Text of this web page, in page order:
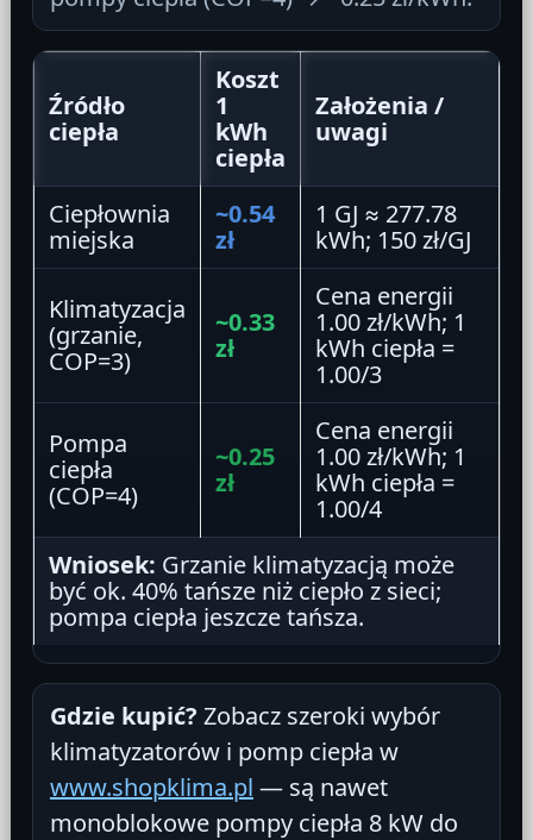
Źródło
ciepła
Koszt
1
kWh
ciepła
Założenia /
uwagi
Ciepłownia
miejska
~0.54
zł
1 GJ ≈ 277.78
kWh; 150 zł/GJ
Klimatyzacja
(grzanie,
COP=3)
~0.33
zł
Cena energii
1.00 zł/kWh; 1
kWh ciepła =
1.00/3
Pompa
ciepła
(COP=4)
~0.25
zł
Cena energii
1.00 zł/kWh; 1
kWh ciepła =
1.00/4
Wniosek: Grzanie klimatyzacją może
być ok. 40% tańsze niż ciepło z sieci;
pompa ciepła jeszcze tańsza.
Gdzie kupić? Zobacz szeroki wybór
klimatyzatorów i pomp ciepła w
www.shopklima.pl — są nawet
monoblokowe pompy ciepła 8 kW do